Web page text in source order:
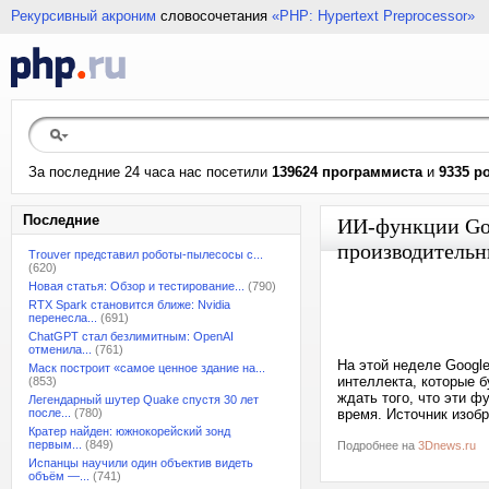
Рекурсивный акроним словосочетания «PHP: Hypertext Preprocessor»
За последние 24 часа нас посетили 139624 программистаи 9335
Последние
Trouver представил роботы-пылесосы с...
(620)
Новая статья: Обзор и тестирование...
(790)
RTX Spark становится ближе: Nvidia
перенесла...
(691)
ChatGPT стал безлимитным: OpenAI
отменила...
(761)
Маск построит «самое ценное здание на...
(853)
Легендарный шутер Quake спустя 30 лет
после...
(780)
Кратер найден: южнокорейский зонд
первым...
(849)
Испанцы научили один объектив видеть
объём —...
(741)
ИИ-функции
На этой неделе
интеллекта, которые
ждать того, что эти
время. Источник
Подробнее на 3Dnews.ru